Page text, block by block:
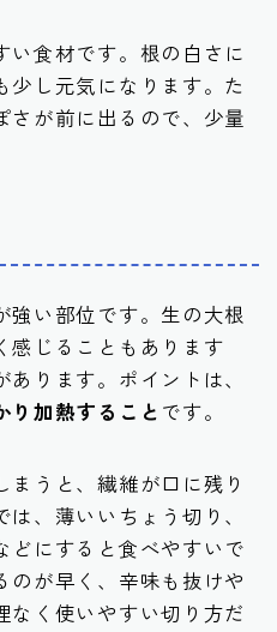
い食材です。根の白さに
少し元気になります。た
さが前に出るので、少量
強い部位です。生の大根
感じることもあります
ります。ポイントは、
り加熱すること です。
うと、繊維が口に残り
、薄いいちょう切り、
どにすると食べやすいで
のが早く、辛味も抜けや
なく使いやすい切り方だ